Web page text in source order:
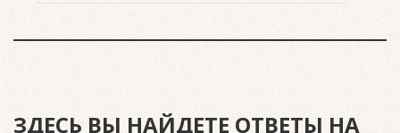
ЗДЕСЬ ВЫ НАЙДЕТЕ ОТВЕТЫ НА